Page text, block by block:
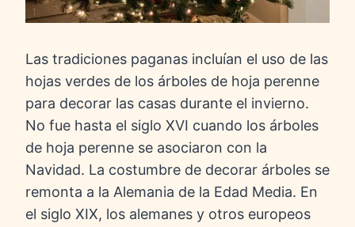
Las tradiciones paganas incluían el uso de las
hojas verdes de los árboles de hoja perenne
para decorar las casas durante el invierno.
No fue hasta el siglo XVI cuando los árboles
de hoja perenne se asociaron con la
Navidad. La costumbre de decorar árboles se
remonta a la Alemania de la Edad Media. En
el siglo XIX, los alemanes y otros europeos